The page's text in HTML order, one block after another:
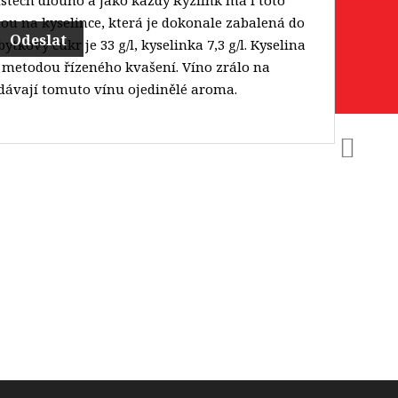
na kyselince, která je dokonale zabalená do
cukr je 33 g/l, kyselinka 7,3 g/l. Kyselina
řízeného kvašení. Víno zrálo na
tomuto vínu ojedinělé aroma.
Odeslat